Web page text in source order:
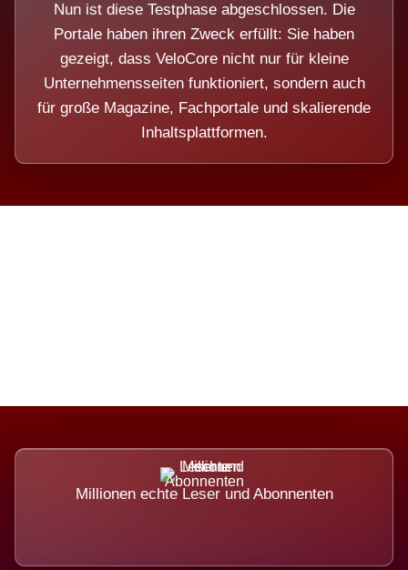
Nun ist diese Testphase abgeschlossen. Die
Portale haben ihren Zweck erfüllt: Sie haben
gezeigt, dass VeloCore nicht nur für kleine
Unternehmensseiten funktioniert, sondern auch
für große Magazine, Fachportale und skalierende
Inhaltsplattformen.
Millionen echte Leser und Abonnenten